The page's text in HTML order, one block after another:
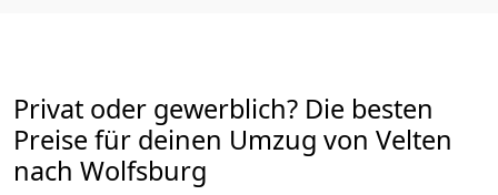
Privat oder gewerblich? Die besten
Preise für deinen Umzug von Velten
nach Wolfsburg